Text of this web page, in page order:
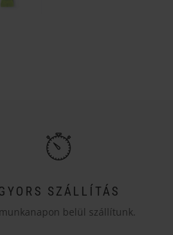
SZÁLLÍTÁS
belül szállítunk.